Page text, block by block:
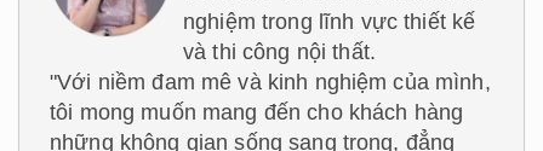
nghiệm trong lĩnh vực thiết kế
và thi công nội thất.
"Với niềm đam mê và kinh nghiệm của mình,
tôi mong muốn mang đến cho khách hàng
những không gian sống sang trọng, đẳng